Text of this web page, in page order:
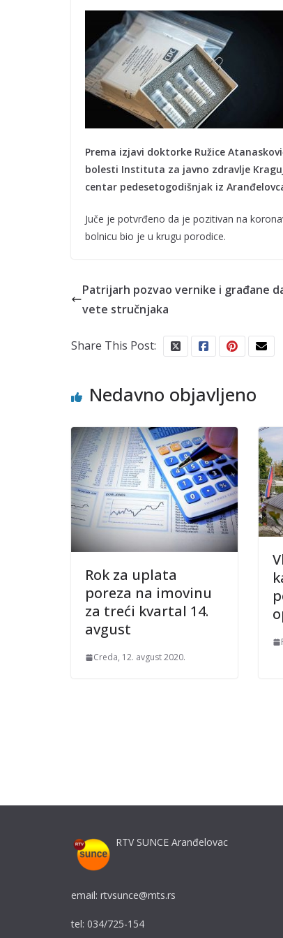
Prema izjavi doktorke Ružice
bolesti Instituta za javno zdravlje
centar pedesetogodišnjak iz
Juče je potvrđeno da je pozitivan na
bolnicu bio je u krugu porodice.
Patrijarh pozvao vernike i građane
vete stručnjaka
Share This Post:
Nedavno objavljeno
Rok za uplata
poreza na imovinu
za treći kvartal 14.
avgust
Creda, 12. avgust 2020.
RTV SUNCE Aranđelovac
email: rtvsunce@mts.rs
tel: 034/725-154